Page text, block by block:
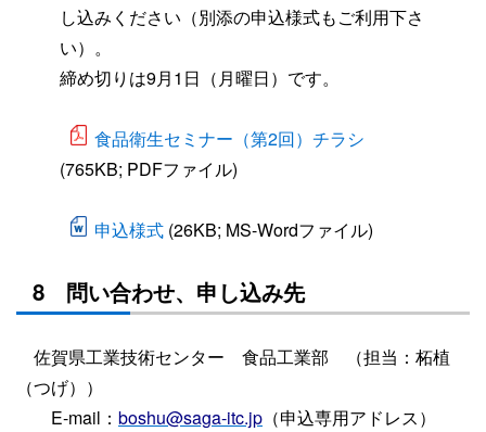
し込みください（別添の申込様式もご利用下さ
い）。
締め切りは9月1日（月曜日）です。
食品衛生セミナー（第2回）チラシ
(765KB; PDFファイル)
申込様式 (26KB; MS-Wordファイル)
8 問い合わせ、申し込み先
佐賀県工業技術センター 食品工業部 （担当：柘植
（つげ））
E-mail： boshu@saga-itc.jp （申込専用アドレス）